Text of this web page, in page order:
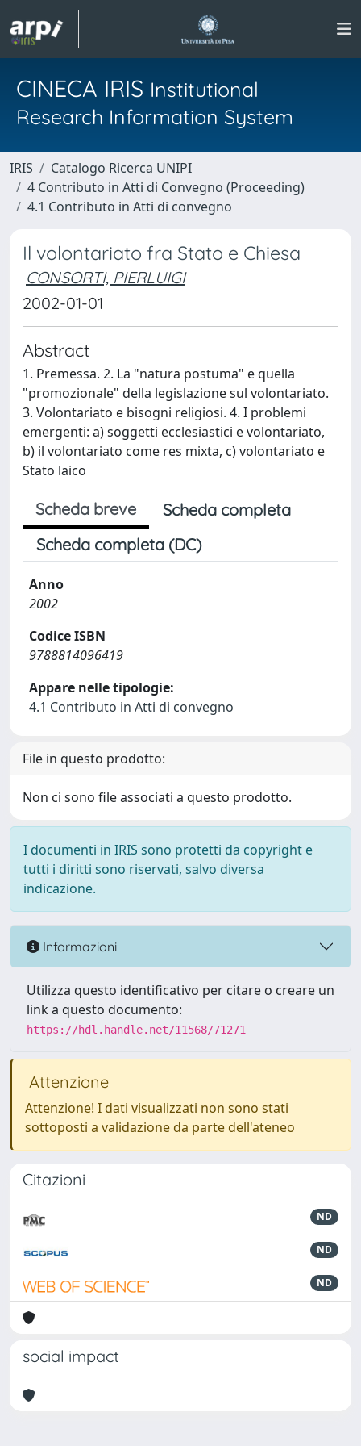
CINECA IRIS Institutional
Research Information System
IRIS
Catalogo Ricerca UNIPI
4 Contributo in Atti di Convegno (Proceeding)
4.1 Contributo in Atti di convegno
Il volontariato fra Stato e Chiesa
CONSORTI, PIERLUIGI
2002-01-01
Abstract
1. Premessa. 2. La "natura postuma" e quella
"promozionale" della legislazione sul volontariato.
3. Volontariato e bisogni religiosi. 4. I problemi
emergenti: a) soggetti ecclesiastici e volontariato,
b) il volontariato come res mixta, c) volontariato e
Stato laico
Scheda breve
Scheda completa
Scheda completa (DC)
Anno
2002
Codice ISBN
9788814096419
Appare nelle tipologie:
4.1 Contributo in Atti di convegno
File in questo prodotto:
Non ci sono file associati a questo prodotto.
I documenti in IRIS sono protetti da copyright e
tutti i diritti sono riservati, salvo diversa
indicazione.
Informazioni
Utilizza questo identificativo per citare o creare un
link a questo documento:
https://hdl.handle.net/11568/71271
Attenzione
Attenzione! I dati visualizzati non sono stati
sottoposti a validazione da parte dell'ateneo
Citazioni
ND
ND
ND
social impact